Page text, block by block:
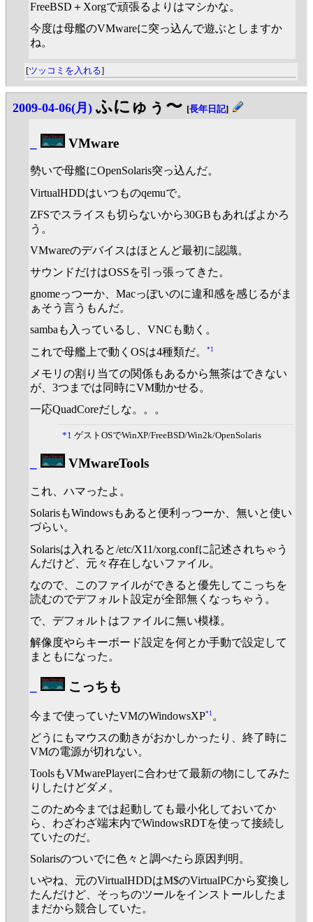
FreeBSD＋Xorgで頑張るよりはマシかな。
今度は母艦のVMwareに突っ込んで遊ぶとしますか
ね。
[ツッコミを入れる]
2009-04-06(月) ふにゅぅ〜 [長年日記]
VMware
勢いで母艦にOpenSolaris突っ込んだ。
VirtualHDDはいつものqemuで。
ZFSでスライスも切らないから30GBもあればよかろ
う。
VMwareのデバイスはほとんど最初に認識。
サウンドだけはOSSを引っ張ってきた。
gnomeっつーか、Macっぽいのに違和感を感じるがま
ぁそう言うもんだ。
sambaも入っているし、VNCも動く。
これで母艦上で動くOSは4種類だ。
*1
メモリの割り当ての関係もあるから無茶はできない
が、3つまでは同時にVM動かせる。
一応QuadCoreだしな。。。
*1 ゲストOSでWinXP/FreeBSD/Win2k/OpenSolaris
VMwareTools
これ、ハマったよ。
SolarisもWindowsもあると便利っつーか、無いと使い
づらい。
Solarisは入れると/etc/X11/xorg.confに記述されちゃう
んだけど、元々存在しないファイル。
なので、このファイルができると優先してこっちを
読むのでデフォルト設定が全部無くなっちゃう。
で、デフォルトはファイルに無い模様。
解像度やらキーボード設定を何とか手動で設定して
まともになった。
こっちも
今まで使っていたVMのWindowsXP*1 。
どうにもマウスの動きがおかしかったり、終了時に
VMの電源が切れない。
ToolsもVMwarePlayerに合わせて最新の物にしてみた
りしたけどダメ。
このため今までは起動しても最小化しておいてか
ら、わざわざ端末内でWindowsRDTを使って接続し
ていたのだ。
Solarisのついでに色々と調べたら原因判明。
いやね、元のVirtualHDDはM$のVirtualPCから変換し
たんだけど、そっちのツールをインストールしたま
まだから競合していた。